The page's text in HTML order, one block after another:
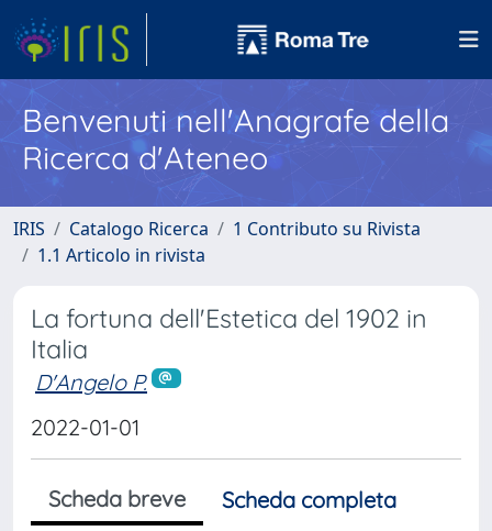
Benvenuti nell'Anagrafe della
Ricerca d'Ateneo
IRIS Catalogo Ricerca
1 Contributo su Rivista
1.1 Articolo in rivista
La fortuna dell'Estetica del 1902 in
Italia
D'Angelo P.
2022-01-01
Scheda breve
Scheda completa